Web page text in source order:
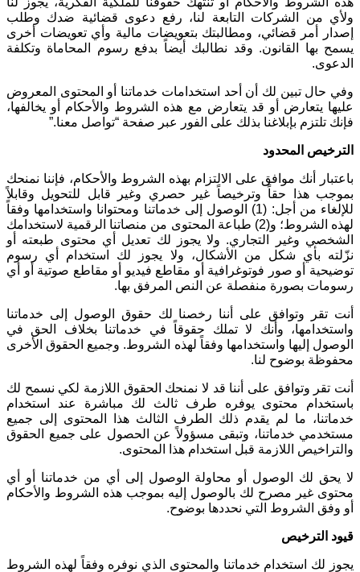
ولأي من الشركات التابعة لنا، رفع دعوى قضائية ضدك وطلب
إصدار أمر قضائي، ومطالبتك بتعويضات مالية وأي تعويضات أخرى
يسمح بها القانون. وقد نطالبك أيضاً بدفع رسوم المحاماة وتكلفة
الدعوى.
وفي حال تبين لك أن أحد استخدامات خدماتنا أو المحتوى المعروض
عليها يتعارض أو قد يتعارض مع هذه الشروط والأحكام أو يخالفها،
فإنك تلتزم بإبلاغنا بذلك على الفور عبر صفحة “تواصل معنا”.
الترخيص المحدود
باعتبار أنك موافق على الالتزام بهذه الشروط والأحكام، فإننا نمنحك
بموجب هذا حقاً وترخيصاً غير حصري وغير قابل للتحويل وقابلاً
للإلغاء من أجل: (1) الوصول إلى خدماتنا ومحتوانا واستخدامها وفقاً
لهذه الشروط؛ و(2) طباعة المحتوى من منصاتنا الرقمية لاستخدامك
الشخصي وغير التجاري. ولا يجوز لك تعديل أي محتوى طبعته أو
نزّلته بأي شكل من الأشكال، ولا يجوز لك استخدام أي رسوم
توضيحية أو صور فوتوغرافية أو مقاطع فيديو أو مقاطع صوتية أو أي
رسومات بصورة منفصلة عن النص المرفق بها.
أنت تقر وتوافق على أننا رخصنا لك حقوق الوصول إلى خدماتنا
واستخدامها، وأنك لا تملك حقوقاً في خدماتنا بخلاف الحق في
الوصول إليها واستخدامها وفقاً لهذه الشروط. وجميع الحقوق الأخرى
محفوظة بوضوح لنا.
أنت تقر وتوافق على أننا قد لا نمنحك الحقوق اللازمة لكي نسمح لك
باستخدام محتوى يوفره طرف ثالث لك مباشرة عند استخدام
خدماتنا، ما لم يقدم ذلك الطرف الثالث هذا المحتوى إلى جميع
مستخدمي خدماتنا، وتبقى مسؤولاً عن الحصول على جميع الحقوق
والتراخيص اللازمة قبل استخدام هذا المحتوى.
لا يحق لك الوصول أو محاولة الوصول إلى أي من خدماتنا أو أي
محتوى غير مصرح لك بالوصول إليه بموجب هذه الشروط والأحكام
أو وفق الشروط التي نحددها بوضوح.
قيود الترخيص
يجوز لك استخدام خدماتنا والمحتوى الذي نوفره وفقاً لهذه الشروط